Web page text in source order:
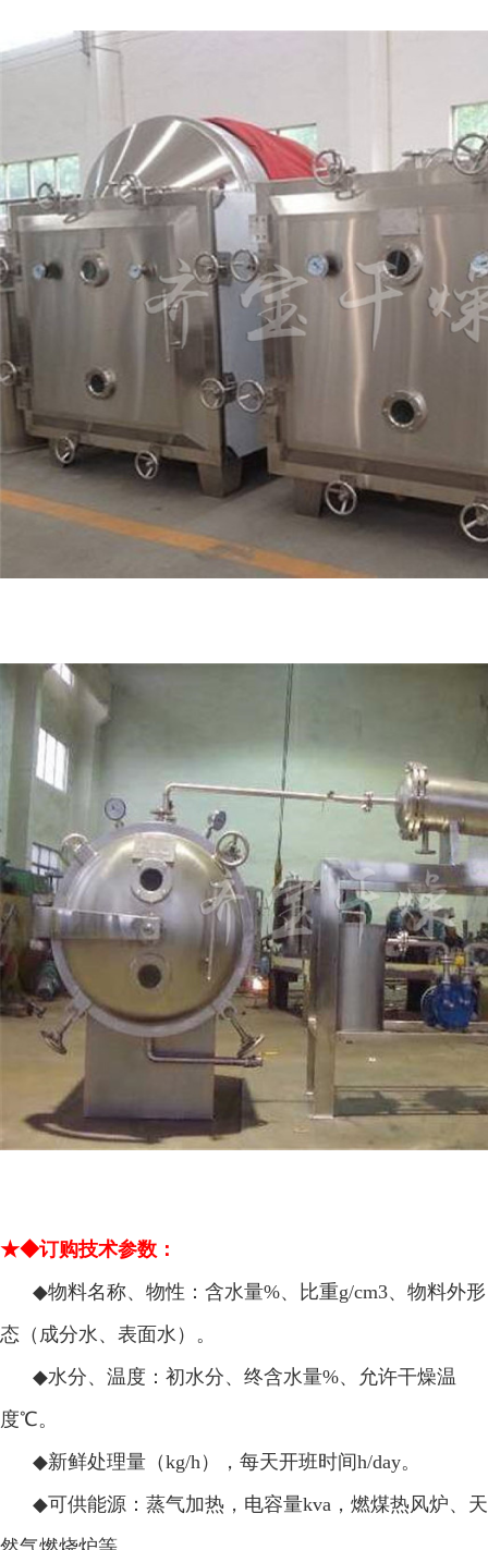
★◆订购技术参数：
◆物料名称、物性：含水量%、比重g/cm3、物料外形
态（成分水、表面水）。
◆水分、温度：初水分、终含水量%、允许干燥温
度℃。
◆新鲜处理量（kg/h），每天开班时间h/day。
◆可供能源：蒸气加热，电容量kva，燃煤热风炉、天